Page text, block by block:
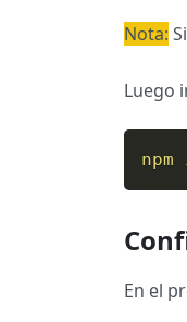
Nota:
Luego
npm
En el